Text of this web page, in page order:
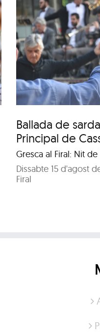
Ballada de
Principal de
Gresca al Firal: Nit de
Dissabte 15 d'agost
Firal
Ballada
la